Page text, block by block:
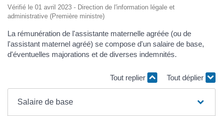
Vérifié le 01 avril 2023 - Direction de l'information légale et
administrative (Première ministre)
La rémunération de l'assistante maternelle agréée (ou de
l'assistant maternel agréé) se compose d'un salaire de base,
d'éventuelles majorations et de diverses indemnités.
Tout replier Tout déplier
Salaire de base